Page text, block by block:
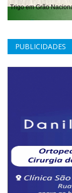
PUBLICIDADES